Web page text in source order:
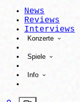
News
Reviews
Interviews
Konzerte
Spiele
Info